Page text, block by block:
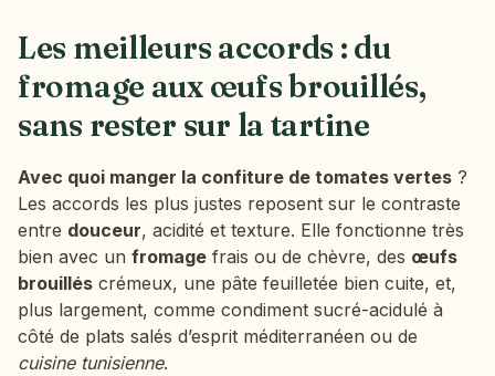
Les meilleurs accords : du
fromage aux œufs brouillés,
sans rester sur la tartine
Avec quoi manger la confiture de tomates vertes ?
Les accords les plus justes reposent sur le contraste
entre douceur, acidité et texture. Elle fonctionne très
bien avec un fromage frais ou de chèvre, des œufs
brouillés crémeux, une pâte feuilletée bien cuite, et,
plus largement, comme condiment sucré-acidulé à
côté de plats salés d’esprit méditerranéen ou de
cuisine tunisienne.